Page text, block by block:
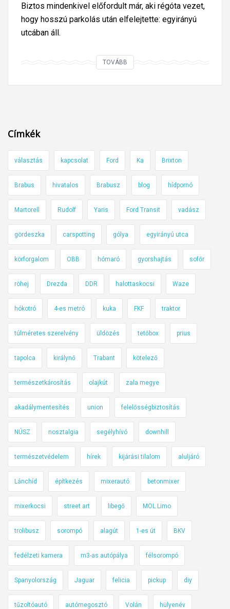
Biztos mindenkivel előfordult már, aki régóta vezet,
hogy hosszú parkolás után elfelejtette: egyirányú
utcában áll.
TOVÁBB
d
g
i
r
á
y
u
t
c
j
e
l
z
é
s
r
g
á
ó
Címkék
választás kapcsolat Ford Ka Brixton
Brabus hivatalos Brabusz blog hídpornó
Martorell Rudolf Yaris Ford Transit vadász
gördeszka carspotting gólya egyirányú utca
körforgalom OBB hómaró gyorshajtás sofőr
röhej Drezda DDR halottaskocsi Waze
hókotró 4-es metró kuka FKF traktor
túlméretes szerelvény üldözés tetőbox prius
tapolca királynő Trabant kötelező
természetkárosítás olajkút zala megye
akadálymentesítés union felelősségbiztosítás
NÚSZ nosztalgia segélyhívó downhill
természetvédelem hírek kijárási tilalom aluljáró
Lánchíd építkezés mixerautó betonmixer
mixerkocsi street art libegő MOL Limo
trolibusz sorompó alagút 1-es út BKV
fedélzeti kamera m3-as autópálya félsorompó
Spanyolország Jaguar felicia pickup diy
tűzoltóautó autómegosztó Volán hülyenév